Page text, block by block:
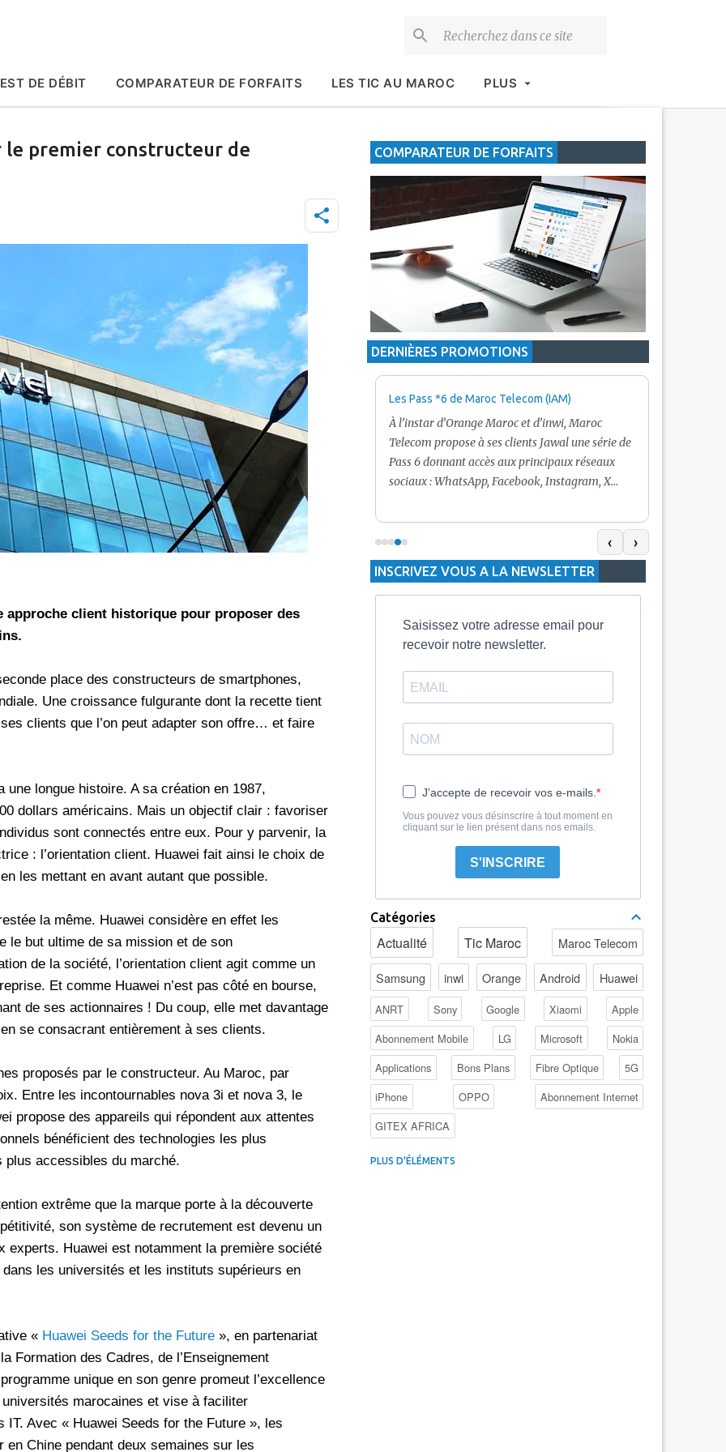
DE DÉBIT COMPARATEUR DE FORFAITS LES TIC AU MAROC PLUS
premier constructeur de
approche client historique pour proposer des
place des constructeurs de smartphones,
Une croissance fulgurante dont la recette tient
clients que l’on peut adapter son offre… et faire
longue histoire. A sa création en 1987,
dollars américains. Mais un objectif clair : favoriser
sont connectés entre eux. Pour y parvenir, la
: l’orientation client. Huawei fait ainsi le choix de
les mettant en avant autant que possible.
la même. Huawei considère en effet les
le but ultime de sa mission et de son
de la société, l’orientation client agit comme un
Et comme Huawei n’est pas côté en bourse,
de ses actionnaires ! Du coup, elle met davantage
se consacrant entièrement à ses clients.
proposés par le constructeur. Au Maroc, par
Entre les incontournables nova 3i et nova 3, le
propose des appareils qui répondent aux attentes
bénéficient des technologies les plus
accessibles du marché.
extrême que la marque porte à la découverte
son système de recrutement est devenu un
experts. Huawei est notamment la première société
les universités et les instituts supérieurs en
« Huawei Seeds for the Future», en partenariat
Formation des Cadres, de l’Enseignement
unique en son genre promeut l’excellence
marocaines et vise à faciliter
IT. Avec « Huawei Seeds for the Future », les
Chine pendant deux semaines sur les
COMPARATEUR DE FORFAITS
DERNIÈRES PROMOTIONS
réseaux sociaux
inwi fait
accès à
Snapchat voire
au
offre
Promotion Orange Maroc: Recharge x25 +
Internet
Nouveau! Orange Maroc multiplie les recharges
de ses clients mobiles en prépayé par 25 et ce,
pour toute recharge de 30 Dh ou plus. De plus,
Orange offre, suite à n'importe quelle recharge,
un volume d'internet variant selon le montant de
ladite recharge. La durée de validité du volume
d'internet est de 7 jours alors que celle du solde
Les Pass *6 de Maroc Telecom (IAM)
À l’instar d’Orange Maroc et d’inwi, Maroc
Telecom propose à ses clients Jawal une série de
Pass 6 donnant accès aux principaux réseaux
sociaux : WhatsApp, Facebook, Instagram, X
5 Dh inclut 100 Mo, le Pass 10 Dh offre 400 Mo,
tandis que les formules à 20 Dh et 30 Dh
proposent respectivement 1 Go et 2 Go. Les
durées de validité sont de 3 jours pour
‹ ›
INSCRIVEZ VOUS A LA NEWSLETTER
Saisissez votre adresse email pour
recevoir notre newsletter.
J'accepte de recevoir vos e-mails.
Vous pouvez vous désinscrire à tout moment en
cliquant sur le lien présent dans nos emails.
S'INSCRIRE
Catégories
Actualité Tic Maroc Maroc Telecom
Samsung inwi Orange Android Huawei
ANRT Sony Google Xiaomi
Apple
Abonnement Mobile
LG Microsoft
Nokia
Applications
Bons Plans Fibre Optique
5G
iPhone
OPPO
Abonnement Internet
GITEX AFRICA
4G au Maroc
PLUS D'ÉLÉMENTS